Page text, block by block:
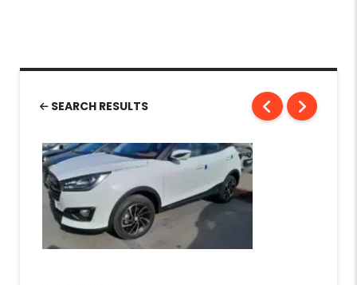
SEARCH RESULTS